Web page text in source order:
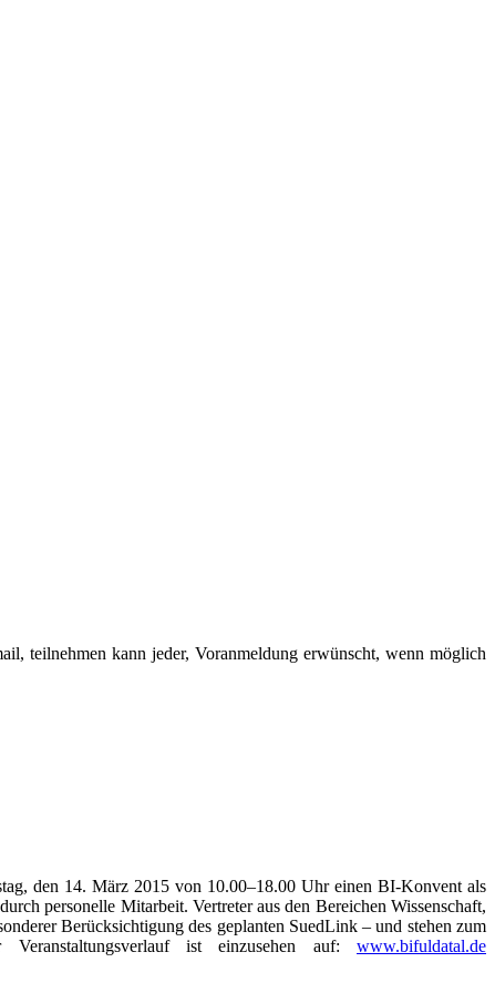
teil­neh­men kann jeder, Vor­anmel­dung erwünscht, wenn mög­lich
den 14. März 2015 von 10.00–18.00 Uhr einen BI-Kon­vent als
per­so­nel­le Mit­ar­beit. Ver­tre­ter aus den Berei­chen Wis­sen­schaft,
Berück­sich­ti­gung des geplan­ten Sued­Link – und ste­hen zum
ist ein­zu­se­hen auf: www.bifuldatal.de